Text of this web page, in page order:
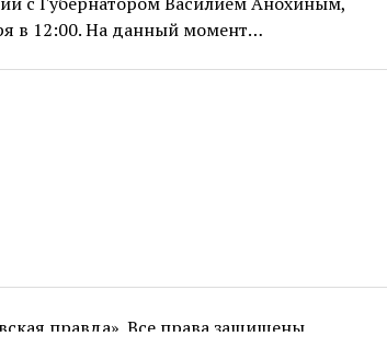
в 12:00. На данный момент…
правда». Все права защищены.